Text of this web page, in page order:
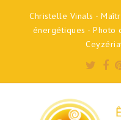
Christelle Vinals -
énergétiques - Photo